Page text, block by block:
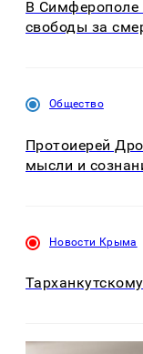
В Симферополе
свободы за
Общество
Протоиерей
мысли и
Новости Крыма